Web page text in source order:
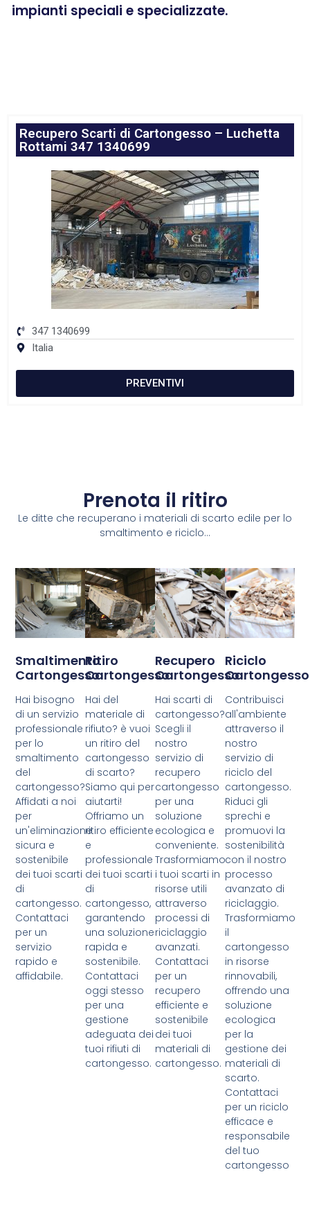
impianti speciali e specializzate.
Recupero Scarti di Cartongesso – Luchetta
Rottami 347 1340699
347 1340699
Italia
PREVENTIVI
Prenota il ritiro
Le ditte che recuperano i materiali di scarto edile per lo
smaltimento e riciclo...
Smaltimento
Cartongesso
Hai bisogno
di un servizio
professionale
per lo
smaltimento
del
cartongesso?
Affidati a noi
per
un'eliminazione
sicura e
sostenibile
dei tuoi scarti
di
cartongesso.
Contattaci
per un
servizio
rapido e
affidabile.
Ritiro
Cartongesso
Hai del
materiale di
rifiuto? è vuoi
un ritiro del
cartongesso
di scarto?
Siamo qui per
aiutarti!
Offriamo un
ritiro efficiente
e
professionale
dei tuoi scarti
di
cartongesso,
garantendo
una soluzione
rapida e
sostenibile.
Contattaci
oggi stesso
per una
gestione
adeguata dei
tuoi rifiuti di
cartongesso.
Recupero
Cartongesso
Hai scarti di
cartongesso?
Scegli il
nostro
servizio di
recupero
cartongesso
per una
soluzione
ecologica e
conveniente.
Trasformiamo
i tuoi scarti in
risorse utili
attraverso
processi di
riciclaggio
avanzati.
Contattaci
per un
recupero
efficiente e
sostenibile
dei tuoi
materiali di
cartongesso.
Riciclo
Cartongesso
Contribuisci
all'ambiente
attraverso il
nostro
servizio di
riciclo del
cartongesso.
Riduci gli
sprechi e
promuovi la
sostenibilità
con il nostro
processo
avanzato di
riciclaggio.
Trasformiamo
il
cartongesso
in risorse
rinnovabili,
offrendo una
soluzione
ecologica
per la
gestione dei
materiali di
scarto.
Contattaci
per un riciclo
efficace e
responsabile
del tuo
cartongesso